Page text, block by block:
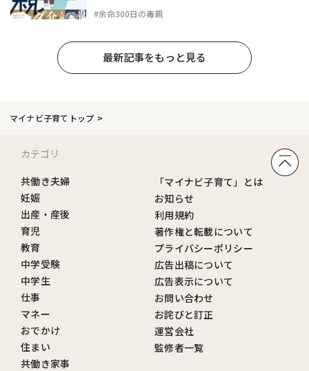
#余命300日の毒親
最新記事をもっと見る
マイナビ子育てトップ
カテゴリ
共働き夫婦
妊娠
出産・産後
育児
教育
中学受験
中学生
仕事
マネー
おでかけ
住まい
共働き家事
「マイナビ子育て」とは
お知らせ
利用規約
著作権と転載について
プライバシーポリシー
広告出稿について
広告表示について
お問い合わせ
お詫びと訂正
運営会社
監修者一覧